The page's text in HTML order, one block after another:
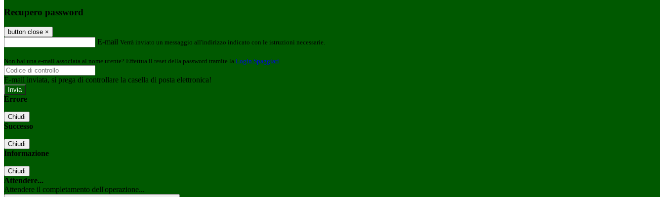
Recupero password
button close ×
E-mail Verrà inviato un messaggio all'indirizzo indicato con le istruzioni necessarie.
Non hai una e-mail associata al nome utente? Effettua il reset della password tramite la Login Spaggiari
E-mail inviata, si prega di controllare la casella di posta elettronica!
Errore
Chiudi
Successo
Chiudi
Informazione
Chiudi
Attendere...
Attendere il completamento dell'operazione...